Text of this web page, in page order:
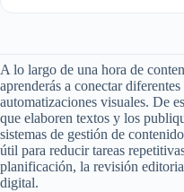
A lo largo de una hora de
aprenderás a conectar
automatizaciones visuales. De
que elaboren textos y los
sistemas de gestión de
útil para reducir tareas
planificación, la revisión
digital.